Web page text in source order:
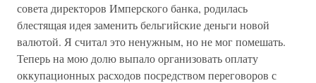
совета директоров Имперского банка, родилась
блестящая идея заменить бельгийские деньги новой
валютой. Я считал это ненужным, но не мог помешать.
Теперь на мою долю выпало организовать оплату
оккупационных расходов посредством переговоров с